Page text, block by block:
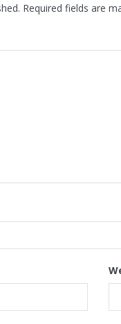
Required fields are